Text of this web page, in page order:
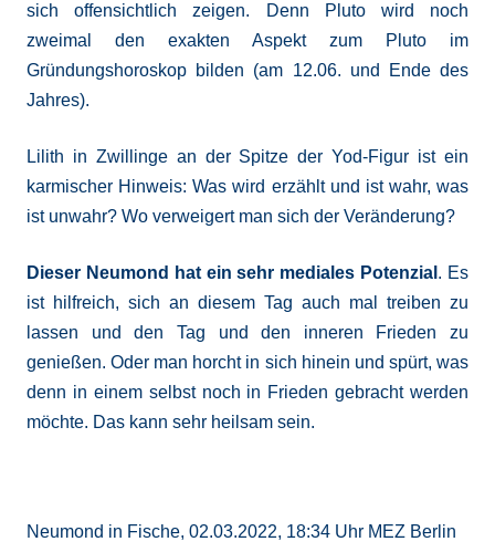
sich offensichtlich zeigen. Denn Pluto wird noch
zweimal den exakten Aspekt zum Pluto im
Gründungshoroskop bilden (am 12.06. und Ende des
Jahres).
Lilith in Zwillinge an der Spitze der Yod-Figur ist ein
karmischer Hinweis: Was wird erzählt und ist wahr, was
ist unwahr? Wo verweigert man sich der Veränderung?
Dieser Neumond hat ein sehr mediales Potenzial . Es
ist hilfreich, sich an diesem Tag auch mal treiben zu
lassen und den Tag und den inneren Frieden zu
genießen. Oder man horcht in sich hinein und spürt, was
denn in einem selbst noch in Frieden gebracht werden
möchte. Das kann sehr heilsam sein.
Neumond in Fische, 02.03.2022, 18:34 Uhr MEZ Berlin